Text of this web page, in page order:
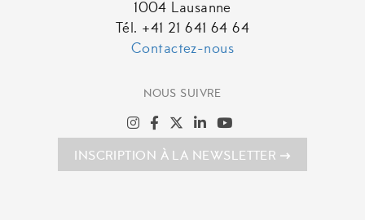
1004 Lausanne
Tél. +41 21 641 64 64
Contactez-nous
NOUS SUIVRE
INSCRIPTION À LA NEWSLETTER